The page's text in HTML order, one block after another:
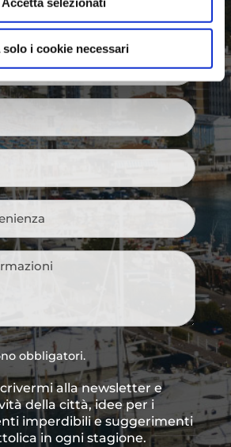
solo i cookie necessari
obbligatori.
alla newsletter e
della città, idee per i
imperdibili e suggerimenti
in ogni stagione.